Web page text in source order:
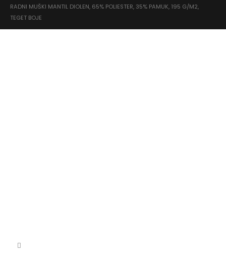
RADNI MUŠKI MANTIL DIOLEN, 65% POLIESTER, 35% PAMUK, 195 G/M2,
TEGET BOJE